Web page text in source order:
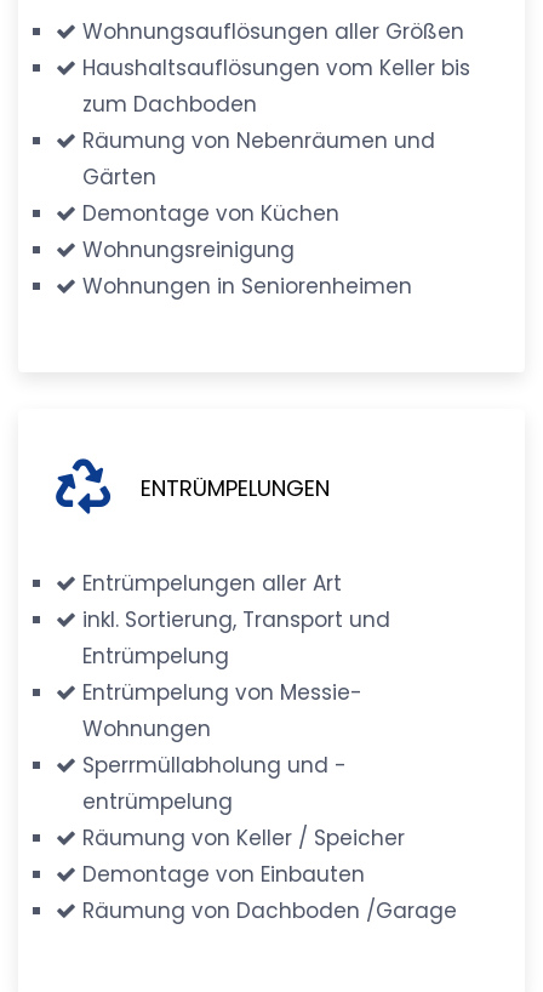
Wohnungsauflösungen aller Größen
Haushaltsauflösungen vom Keller bis
zum Dachboden
Räumung von Nebenräumen und
Gärten
Demontage von Küchen
Wohnungsreinigung
Wohnungen in Seniorenheimen
ENTRÜMPELUNGEN
Entrümpelungen aller Art
inkl. Sortierung, Transport und
Entrümpelung
Entrümpelung von Messie-
Wohnungen
Sperrmüllabholung und -
entrümpelung
Räumung von Keller / Speicher
Demontage von Einbauten
Räumung von Dachboden /Garage